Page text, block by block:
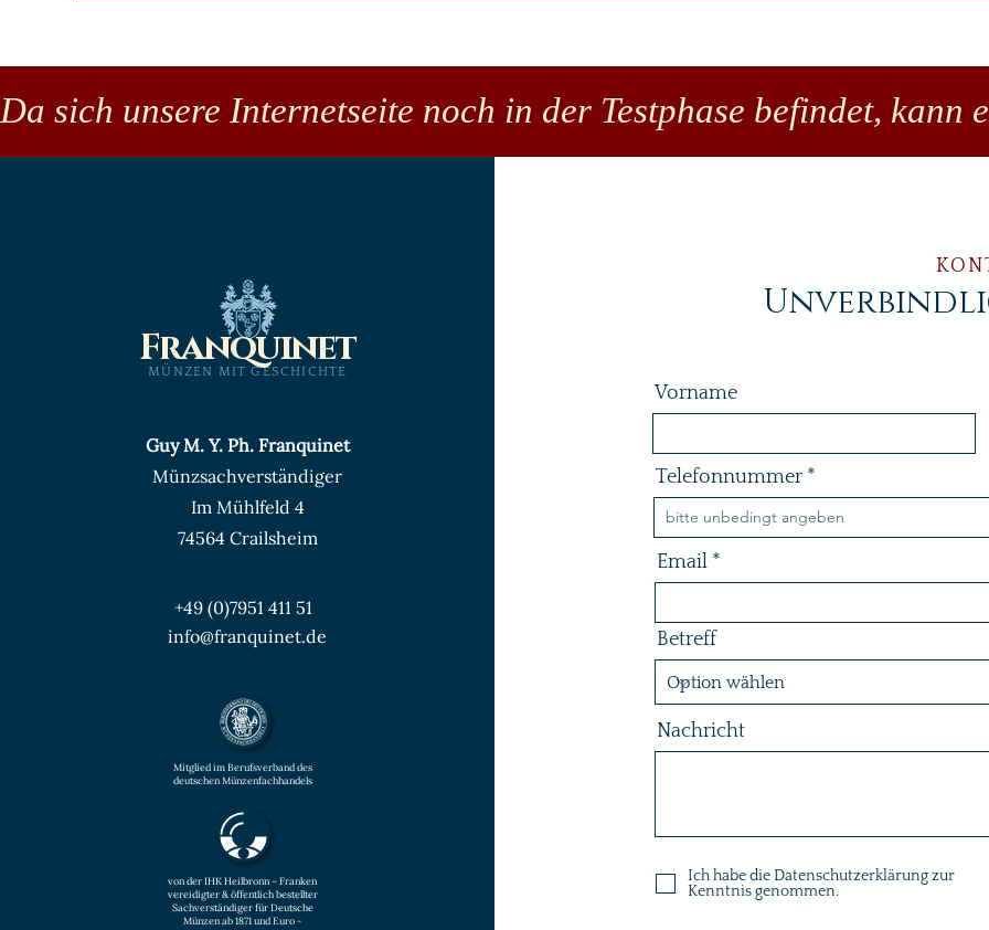
Da sich unsere Internetseite noch in der Testphase befindet,
MÜNZEN MIT GESCHICHTE
Franquinet
Guy M. Y. Ph. Franquinet
Münzsachverständiger
Im Mühlfeld 4
74564 Crailsheim
+49 (0)7951 411 51
info@franquinet.de
Mitglied im Berufsverband des
deutschen Münzenfachhandels
von der IHK Heilbronn – Franken
vereidigter & öffentlich bestellter
Sachverständiger für Deutsche
Münzen ab 1871 und Euro -
Vorname
Telefonnummer
Email
Betreff
Nachricht
Ich habe die Datenschutzerklärung zur
Kenntnis genommen.